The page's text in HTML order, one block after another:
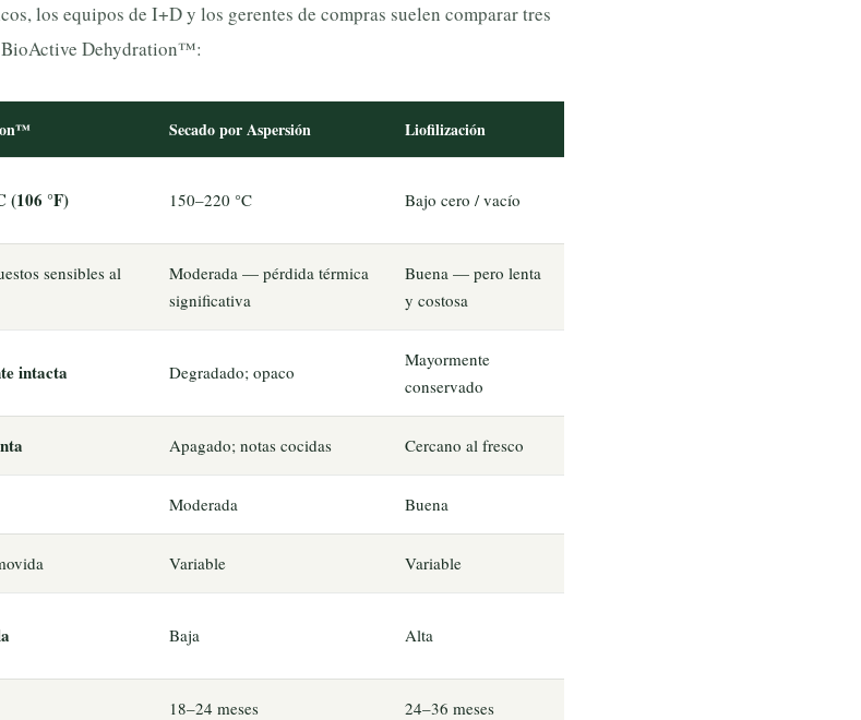
los equipos de I+D y los gerentes de compras suelen comparar tres
BioActive Dehydration™:
Secado por Aspersión Liofilización
(106 °F) 150–220 °C Bajo cero / vacío
sensibles al
Moderada — pérdida térmica
significativa
Buena — pero lenta
y costosa
intacta Degradado; opaco
Mayormente
conservado
Apagado; notas cocidas Cercano al fresco
Moderada Buena
Variable Variable
Baja Alta
18–24 meses 24–36 meses